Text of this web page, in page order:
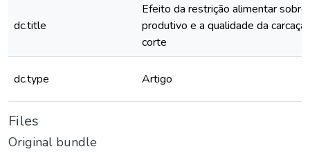
dc.title
Efeito da restrição alimentar
produtivo e a qualidade da
corte
dc.type Artigo
Files
Original bundle